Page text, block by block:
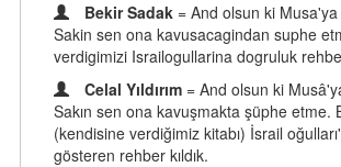
Bekir Sadak = And olsun ki
Sakin sen ona kavusacagindan suphe
verdigimizi Israilogullarina dogruluk
Celal Yıldırım = And olsun ki
Sakın sen ona kavuşmakta şüphe etme.
(kendisine verdiğimiz kitabı) İsrail
gösteren rehber kıldık.